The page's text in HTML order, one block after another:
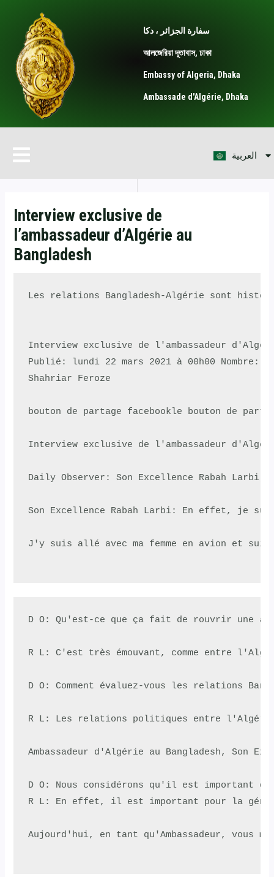
content
سفارة الجزائر ، دكا
আলজেরিয়া দূতাবাস, ঢাকা
Embassy of Algeria, Dhaka
Ambassade d'Algérie, Dhaka
Menu
العربية
Français
Interview exclusive de
l’ambassadeur d’Algérie au
Bangladesh
Les relations Bangladesh-Algérie sont
Interview exclusive de l'ambassadeur
Publié: lundi 22 mars 2021 à 00h00 Nombre:
Shahriar Feroze
bouton de partage facebookle bouton de
Interview exclusive de l'ambassadeur
Daily Observer: Son Excellence Rabah Larbi,
Son Excellence Rabah Larbi: En effet, je
J'y suis allé avec ma femme en avion et
D O: Qu'est-ce que ça fait de rouvrir une
R L: C'est très émouvant, comme entre
D O: Comment évaluez-vous les relations
R L: Les relations politiques entre l'Algérie
Ambassadeur d'Algérie au Bangladesh, Son
D O: Nous considérons qu'il est important
R L: En effet, il est important pour la
Aujourd'hui, en tant qu'Ambassadeur, vous
navigation